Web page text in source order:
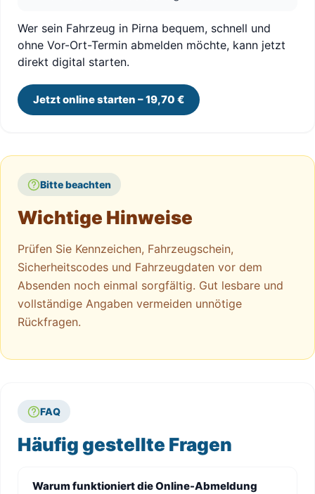
Wer sein Fahrzeug in Pirna bequem, schnell und
ohne Vor-Ort-Termin abmelden möchte, kann jetzt
direkt digital starten.
Jetzt online starten – 19,70 €
Bitte beachten
Wichtige Hinweise
Prüfen Sie Kennzeichen, Fahrzeugschein,
Sicherheitscodes und Fahrzeugdaten vor dem
Absenden noch einmal sorgfältig. Gut lesbare und
vollständige Angaben vermeiden unnötige
Rückfragen.
FAQ
Häufig gestellte Fragen
Warum funktioniert die Online-Abmeldung